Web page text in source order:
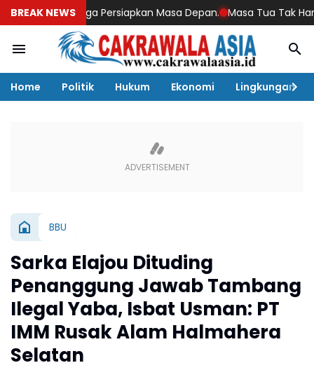
BREAK NEWS
hingga Persiapkan Masa Depan. Masa Tua Tak Harus
Home Politik Hukum Ekonomi Lingkungan
BBU
Sarka Elajou Dituding
Penanggung Jawab Tambang
Ilegal Yaba, Isbat Usman: PT
IMM Rusak Alam Halmahera
Selatan